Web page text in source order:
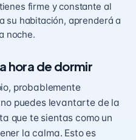
firme y constante al
su habitación, aprenderá a
noche.
hora de dormir
probablemente
puedes levantarte de la
que te sientas como un
la calma. Esto es